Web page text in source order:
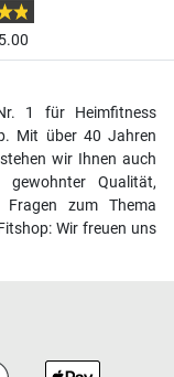
1 für Heimfitness
Mit über 40 Jahren
wir Ihnen auch
Qualität,
zum Thema
Wir freuen uns